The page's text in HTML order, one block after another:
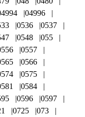
04996
0536
0537
0548
055
0557
0566
0575
0584
0596
0597
0725
073